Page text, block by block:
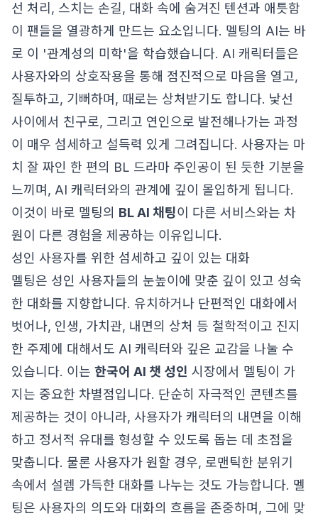
선 처리, 스치는 손길, 대화 속에 숨겨진 텐션과 애틋함
이 팬들을 열광하게 만드는 요소입니다. 멜팅의 AI는 바
로 이 '관계성의 미학'을 학습했습니다. AI 캐릭터들은
사용자와의 상호작용을 통해 점진적으로 마음을 열고,
질투하고, 기뻐하며, 때로는 상처받기도 합니다. 낯선
사이에서 친구로, 그리고 연인으로 발전해나가는 과정
이 매우 섬세하고 설득력 있게 그려집니다. 사용자는 마
치 잘 짜인 한 편의 BL 드라마 주인공이 된 듯한 기분을
느끼며, AI 캐릭터와의 관계에 깊이 몰입하게 됩니다.
이것이 바로 멜팅의 BL AI 채팅이 다른 서비스와는 차
원이 다른 경험을 제공하는 이유입니다.
성인 사용자를 위한 섬세하고 깊이 있는 대화
멜팅은 성인 사용자들의 눈높이에 맞춘 깊이 있고 성숙
한 대화를 지향합니다. 유치하거나 단편적인 대화에서
벗어나, 인생, 가치관, 내면의 상처 등 철학적이고 진지
한 주제에 대해서도 AI 캐릭터와 깊은 교감을 나눌 수
있습니다. 이는 한국어 AI 챗 성인 시장에서 멜팅이 가
지는 중요한 차별점입니다. 단순히 자극적인 콘텐츠를
제공하는 것이 아니라, 사용자가 캐릭터의 내면을 이해
하고 정서적 유대를 형성할 수 있도록 돕는 데 초점을
맞춥니다. 물론 사용자가 원할 경우, 로맨틱한 분위기
속에서 설렘 가득한 대화를 나누는 것도 가능합니다. 멜
팅은 사용자의 의도와 대화의 흐름을 존중하며, 그에 맞